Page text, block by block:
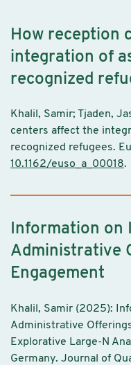
How reception
integration of
recognized
Khalil, Samir; Tjaden,
centers affect the
recognized refugees.
10.1162/euso_a_00018.
Information on
Administrative
Engagement
Khalil, Samir (2025):
Administrative
Explorative Large-N
Germany. Journal of